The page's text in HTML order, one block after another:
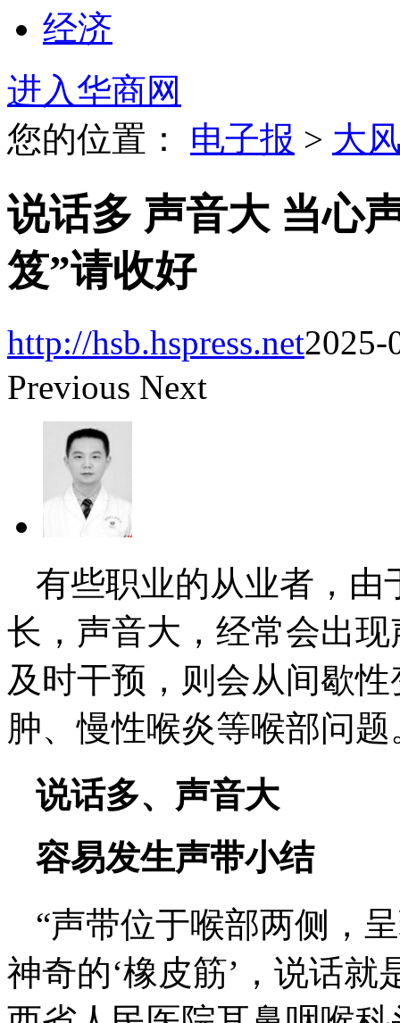
经济
进入华商网
您的位置： 电子报 > 大
说话多 声音大 当心
笈”请收好
http://hsb.hspress.net2025-
Previous Next
有些职业的从业者，由
长，声音大，经常会出
及时干预，则会从间歇
肿、慢性喉炎等喉部问题
说话多、声音大
容易发生声带小结
“声带位于喉部两侧，
神奇的‘橡皮筋’，说话